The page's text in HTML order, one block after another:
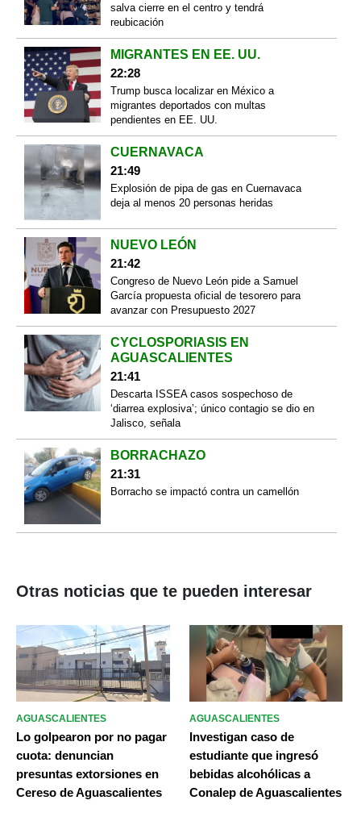
salva cierre en el centro y tendrá
reubicación
MIGRANTES EN EE. UU.
22:28
Trump busca localizar en México a
migrantes deportados con multas
pendientes en EE. UU.
CUERNAVACA
21:49
Explosión de pipa de gas en Cuernavaca
deja al menos 20 personas heridas
NUEVO LEÓN
21:42
Congreso de Nuevo León pide a Samuel
García propuesta oficial de tesorero para
avanzar con Presupuesto 2027
CYCLOSPORIASIS EN
AGUASCALIENTES
21:41
Descarta ISSEA casos sospechoso de
‘diarrea explosiva’; único contagio se dio en
Jalisco, señala
BORRACHAZO
21:31
Borracho se impactó contra un camellón
Otras noticias que te pueden interesar
AGUASCALIENTES
Lo golpearon por no pagar
cuota: denuncian
presuntas extorsiones en
Cereso de Aguascalientes
AGUASCALIENTES
Investigan caso de
estudiante que ingresó
bebidas alcohólicas a
Conalep de Aguascalientes